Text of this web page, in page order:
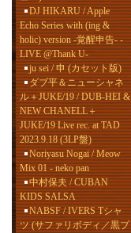
DJ HIKARU / Apple
Echo Series with (ing &
holic) version -覚醒申告- -
LIVE @Thank U-
ju sei / 申 (カセット版)
ダブ平＆ニューシャネ
ル＋JUKE/19 / DUB-HEI &
NEW CHANELL＋
JUKE/19 Live rec. at TAD
2023.9.18 (3LP盤)
Noriyasu Nogai / Meow
Mix 01 - neko pan
中村保夫 / CUBAN
KIDS SALSA
NABSF / IVERS Tシャ
ツ (サファリボディ／黒プ